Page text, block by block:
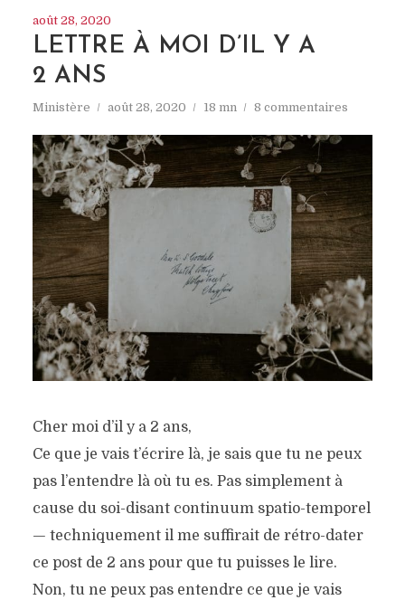
août 28, 2020
LETTRE À MOI D’IL Y A
2 ANS
Ministère août 28, 2020 18 mn 8 commentaires
Cher moi d’il y a 2 ans,
Ce que je vais t’écrire là, je sais que tu ne peux
pas l’entendre là où tu es. Pas simplement à
cause du soi-disant continuum spatio-temporel
— techniquement il me suffirait de rétro-dater
ce post de 2 ans pour que tu puisses le lire.
Non, tu ne peux pas entendre ce que je vais